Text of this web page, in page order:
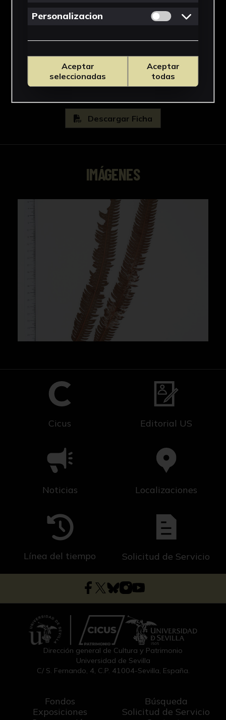
Descargar Ficha
IMÁGENES
Cicus Editorial US
Noticias Localizaciones
Línea del tiempo Solicitud de Servicio
Dirección general de Cultura y Patrimonio
Universidad de Sevilla
C/ S. Fernando, 4, C.P. 41004-Sevilla, España.
Fondos
Exposiciones
Búsqueda
Solicitud de Servicio
Personalizacion Permitir cookies
Aceptar
seleccionadas
Aceptar
todas